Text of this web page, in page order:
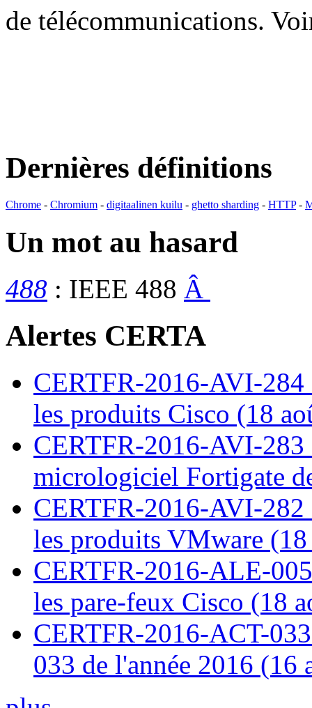
de télécommunications.
Dernières définitions
Chrome - Chromium - digitaalinen kuilu - ghetto sharding - HTTP-
Un mot au hasard
488 : IEEE 488 Â
Alertes CERTA
CERTFR-2016-AVI-
les produits Cisco (18
CERTFR-2016-AVI-
micrologiciel Fortigate
CERTFR-2016-AVI-
les produits VMware
CERTFR-2016-ALE-
les pare-feux Cisco (18
CERTFR-2016-ACT-
033 de l'année 2016 (16